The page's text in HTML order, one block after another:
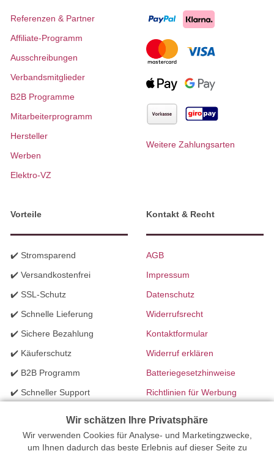
Referenzen & Partner
Affiliate-Programm
Ausschreibungen
Verbandsmitglieder
B2B Programme
Mitarbeiterprogramm
Hersteller
Werben
Elektro-VZ
Weitere Zahlungsarten
Vorteile
✔️ Stromsparend
✔️ Versandkostenfrei
✔️ SSL-Schutz
✔️ Schnelle Lieferung
✔️ Sichere Bezahlung
✔️ Käuferschutz
✔️ B2B Programm
✔️ Schneller Support
Kontakt & Recht
AGB
Impressum
Datenschutz
Widerrufsrecht
Kontaktformular
Widerruf erklären
Batteriegesetzhinweise
Richtlinien für Werbung
Ihr Onlinefachhandel für Beleuchtung seit 2012 | Erstellt mit
Wir schätzen Ihre Privatsphäre
Wir verwenden Cookies für Analyse- und Marketingzwecke,
um Ihnen dadurch das beste Erlebnis auf dieser Seite zu